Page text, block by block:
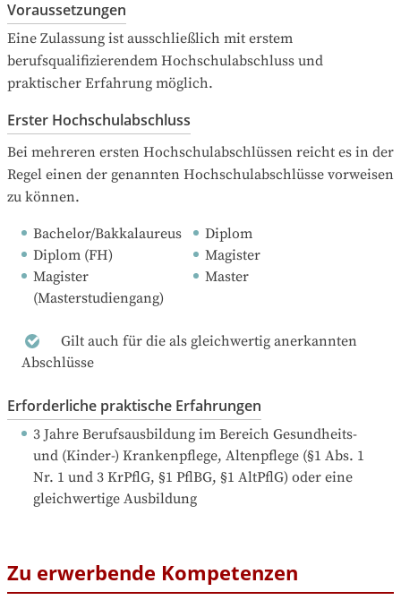
Voraussetzungen
Eine Zulassung ist ausschließlich mit erstem
berufsqualifizierendem Hochschulabschluss und
praktischer Erfahrung möglich.
Erster Hochschulabschluss
Bei mehreren ersten Hochschulabschlüssen reicht es in der
Regel einen der genannten Hochschulabschlüsse vorweisen
zu können.
Bachelor/Bakkalaureus
Diplom
Diplom (FH)
Magister
Magister
(Masterstudiengang)
Master
Gilt auch für die als gleichwertig anerkannten
Abschlüsse
Erforderliche praktische Erfahrungen
3 Jahre Berufsausbildung im Bereich Gesundheits-
und (Kinder-) Krankenpflege, Altenpflege (§1 Abs. 1
Nr. 1 und 3 KrPflG, §1 PflBG, §1 AltPflG) oder eine
gleichwertige Ausbildung
Zu erwerbende Kompetenzen